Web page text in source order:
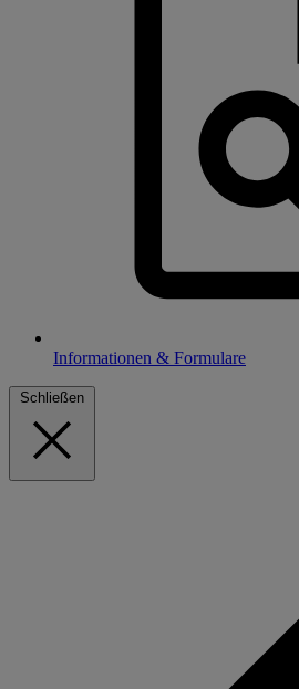
Informationen & Formulare
Schließen